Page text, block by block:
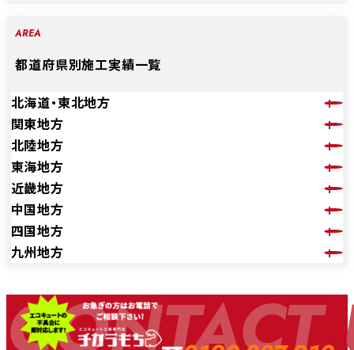
AREA
都道府県別施工実績一覧
北海道・東北地方
関東地方
北陸地方
東海地方
近畿地方
中国地方
四国地方
九州地方
CONTACT